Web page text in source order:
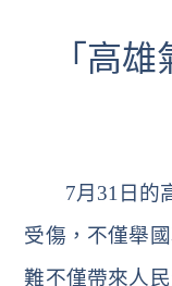
「高
7月 31 日的
受傷，不僅舉
難不僅帶來人